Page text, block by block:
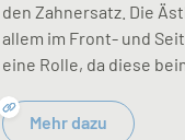
den Zahnersatz. Die
allem im Front- und
eine Rolle, da diese
Mehr dazu